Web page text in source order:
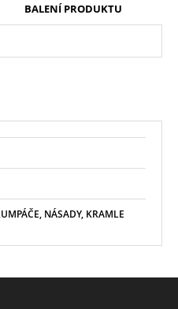
BALENÍ PRODUKTU
NÁSADY, KRAMLE